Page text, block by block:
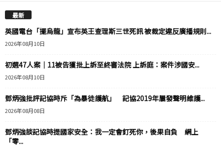
最新
英國電台「擺烏龍」宣布英王查理斯三世死訊 被裁定違反廣播規則...
2026年08月10日
初選47人案｜11被告獲批上訴至終審法院 上訴庭：案件涉國安...
2026年08月10日
鄧炳強批評記協時斥「為暴徒護航」 記協2019年屢發聲明維護...
2026年08月08日
鄧炳強談記協時提國家安全：我一定會釘死你，後果自負 網上
「零...